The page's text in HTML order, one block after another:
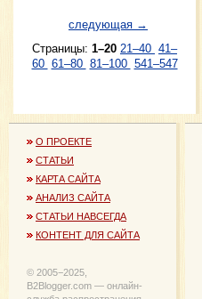
следующая →
Страницы: 1–20 21–40 41–
60 61–80 81–100 541–547
О ПРОЕКТЕ
СТАТЬИ
КАРТА САЙТА
АНАЛИЗ САЙТА
СТАТЬИ НАВСЕГДА
КОНТЕНТ ДЛЯ САЙТА
© 2005−2025,
B2Blogger.com — онлайн-